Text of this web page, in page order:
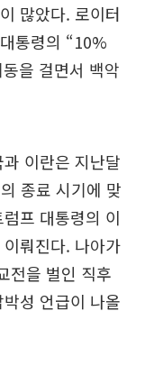
많았다. 로이터
통령의 “10%
을 걸면서 백악
이란은 지난달
종료 시기에 맞
프 대통령의 이
뤄진다. 나아가
전을 벌인 직후
성 언급이 나올